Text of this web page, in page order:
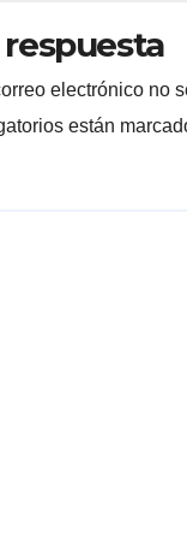
electrónico no
están